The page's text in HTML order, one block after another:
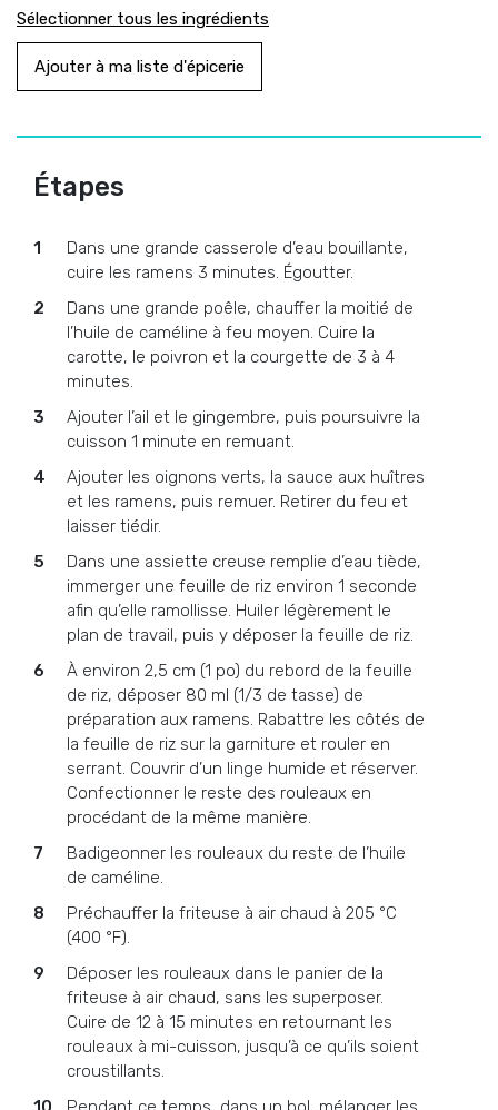
Sélectionner tous les ingrédients
Ajouter à ma liste d'épicerie
Étapes
Dans une grande casserole d’eau bouillante,
cuire les ramens 3 minutes. Égoutter.
Dans une grande poêle, chauffer la moitié de
l’huile de caméline à feu moyen. Cuire la
carotte, le poivron et la courgette de 3 à 4
minutes.
Ajouter l’ail et le gingembre, puis poursuivre la
cuisson 1 minute en remuant.
Ajouter les oignons verts, la sauce aux huîtres
et les ramens, puis remuer. Retirer du feu et
laisser tiédir.
Dans une assiette creuse remplie d’eau tiède,
immerger une feuille de riz environ 1 seconde
afin qu’elle ramollisse. Huiler légèrement le
plan de travail, puis y déposer la feuille de riz.
À environ 2,5 cm (1 po) du rebord de la feuille
de riz, déposer 80 ml (1/3 de tasse) de
préparation aux ramens. Rabattre les côtés de
la feuille de riz sur la garniture et rouler en
serrant. Couvrir d’un linge humide et réserver.
Confectionner le reste des rouleaux en
procédant de la même manière.
Badigeonner les rouleaux du reste de l’huile
de caméline.
Préchauffer la friteuse à air chaud à 205 °C
(400 °F).
Déposer les rouleaux dans le panier de la
friteuse à air chaud, sans les superposer.
Cuire de 12 à 15 minutes en retournant les
rouleaux à mi-cuisson, jusqu’à ce qu’ils soient
croustillants.